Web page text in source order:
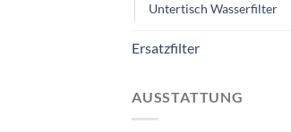
Untertisch Wasserfilter
Ersatzfilter
AUSSTATTUNG